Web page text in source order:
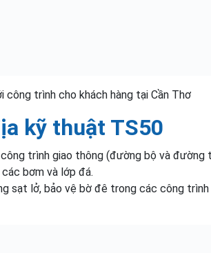
trình cho khách hàng tại Cần Thơ
kỹ thuật TS50
trình giao thông (đường bộ và đường
bơm và lớp đá.
sạt lở, bảo vệ bờ đê trong các công trình